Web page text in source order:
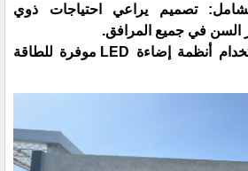
تصميم يراعي احتياجات ذوي
السن في جميع المرافق.
* الإضاءة الفعالة: استخدام أنظمة إضاءة LED موفرة للطاقة